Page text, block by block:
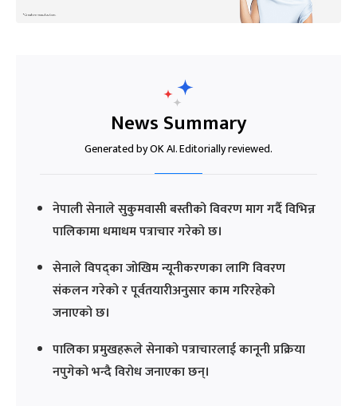
News Summary
Generated by OK AI. Editorially reviewed.
नेपाली सेनाले सुकुमवासी बस्तीको विवरण माग गर्दै विभिन्न
पालिकामा धमाधम पत्राचार गरेको छ।
सेनाले विपद्का जोखिम न्यूनीकरणका लागि विवरण
संकलन गरेको र पूर्वतयारीअनुसार काम गरिरहेको
जनाएको छ।
पालिका प्रमुखहरूले सेनाको पत्राचारलाई कानूनी प्रक्रिया
नपुगेको भन्दै विरोध जनाएका छन्।